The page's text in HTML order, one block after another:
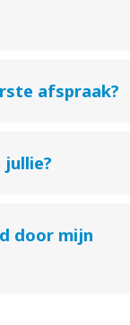
afspraak?
door mijn